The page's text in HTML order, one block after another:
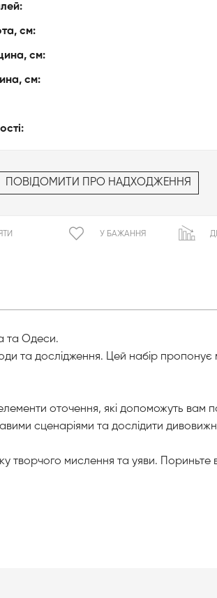
см:
см:
см:
ПОВІДОМИТИ ПРО НАДХОДЖЕННЯ
У БАЖАННЯ
та Одеси.
та дослідження. Цей набір пропонує
оточення, які допоможуть вам
сценаріями та дослідити
творчого мислення та уяви.